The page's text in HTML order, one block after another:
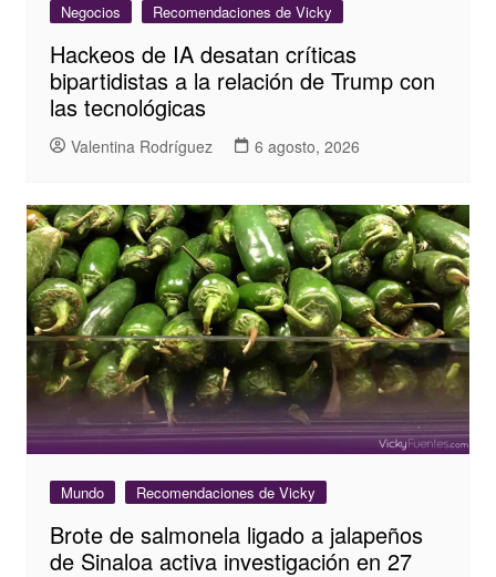
Negocios Recomendaciones de Vicky
Hackeos de IA desatan críticas
bipartidistas a la relación de Trump con
las tecnológicas
Valentina Rodríguez 6 agosto, 2026
Mundo Recomendaciones de Vicky
Brote de salmonela ligado a jalapeños
de Sinaloa activa investigación en 27